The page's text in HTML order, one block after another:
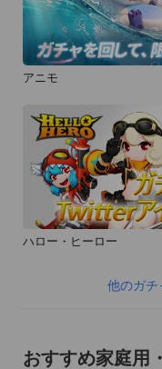
アニモ
ハロー・ヒーロー
他のガチ
おすすめ家庭用